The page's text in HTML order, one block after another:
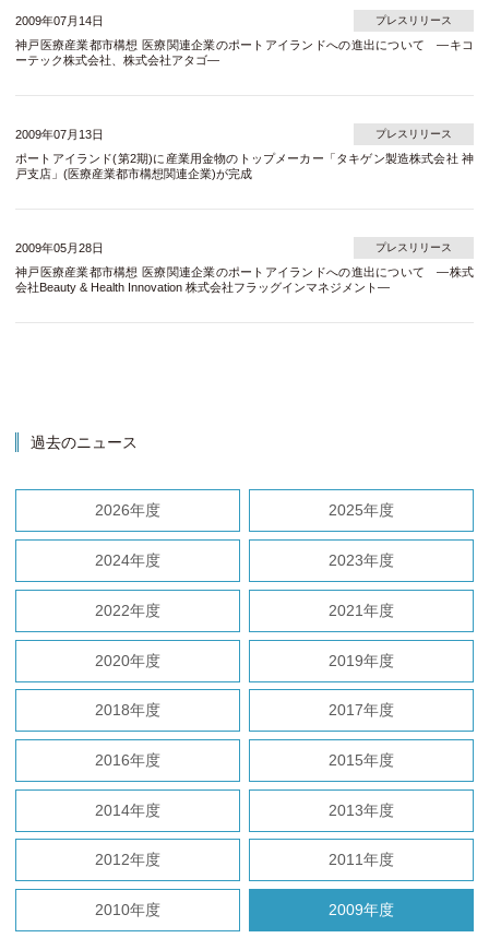
2009年07月14日 プレスリリース
神戸医療産業都市構想 医療関連企業のポートアイランドへの進出について ―キコ
ーテック株式会社、株式会社アタゴ―
2009年07月13日 プレスリリース
ポートアイランド(第2期)に産業用金物のトップメーカー「タキゲン製造株式会社 神
戸支店」(医療産業都市構想関連企業)が完成
2009年05月28日 プレスリリース
神戸医療産業都市構想 医療関連企業のポートアイランドへの進出について ―株式
会社Beauty & Health Innovation 株式会社フラッグインマネジメント―
過去のニュース
2026年度 2025年度
2024年度 2023年度
2022年度 2021年度
2020年度 2019年度
2018年度 2017年度
2016年度 2015年度
2014年度 2013年度
2012年度 2011年度
2010年度 2009年度